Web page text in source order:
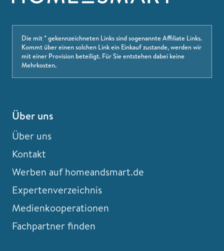
Die mit * gekennzeichneten Links sind sogenannte Affiliate Links.
Kommt über einen solchen Link ein Einkauf zustande, werden wir
mit einer Provision beteiligt. Für Sie entstehen dabei keine
Mehrkosten.
Über uns
Über uns
Kontakt
Werben auf homeandsmart.de
Expertenverzeichnis
Medienkooperationen
Fachpartner finden